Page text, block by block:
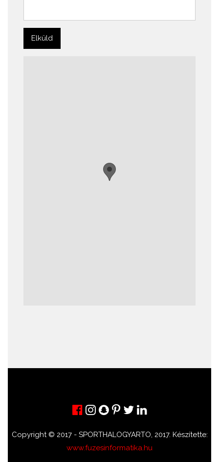
Copyright © 2017 - SPORTHALOGYARTO, 2017. Készítette:
www.fuzesinformatika.hu